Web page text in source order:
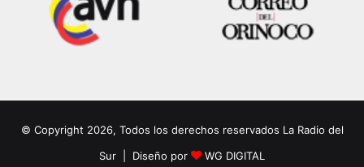
© Copyright 2026, Todos los derechos reservados La Radio del
Sur | Diseño por
WG DIGITAL